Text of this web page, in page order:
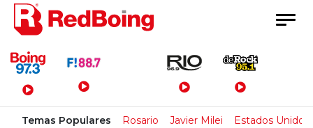
Menú Principal
Temas Populares Rosario Javier Milei Estados Unidos